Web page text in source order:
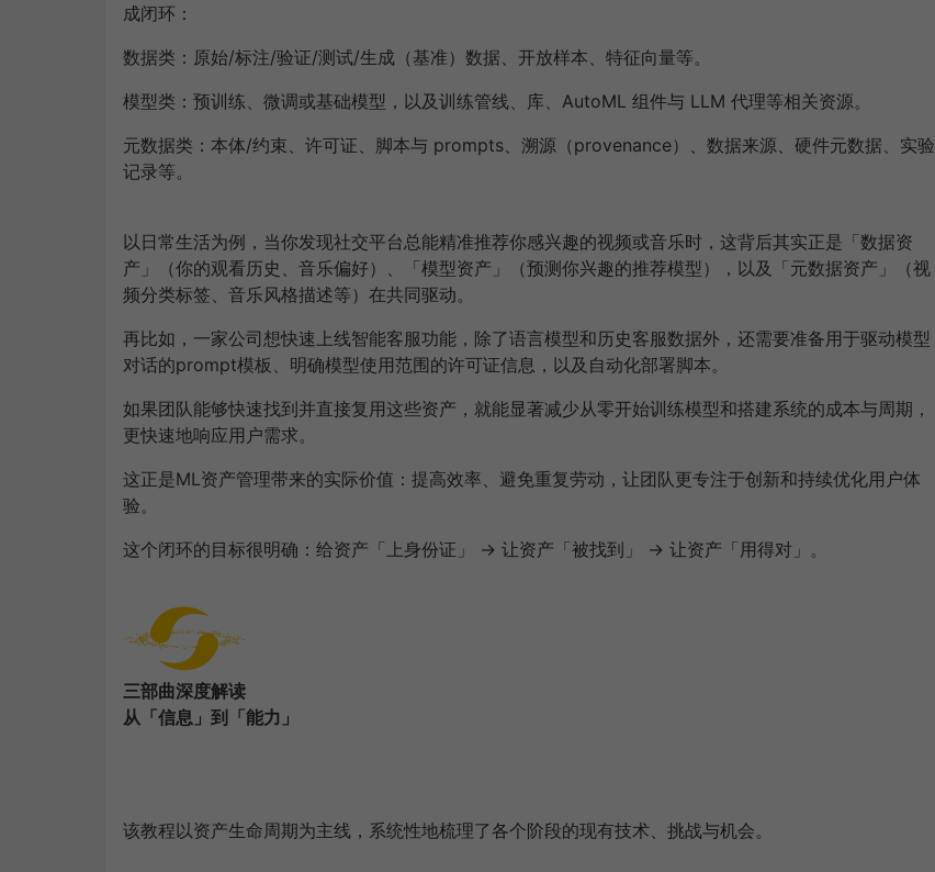
成闭环：
数据类： 原始/标注/验证/测试/生成（基准）数据、开放样本、特征向量等。
模型类： 预训练、微调或基础模型，以及训练管线、库、AutoML 组件与 LLM 代理等相关资源。
元数据类： 本体/约束、许可证、脚本与 prompts、溯源（provenance）、数据来源、硬件元数据、实验
记录等。
以日常生活为例，当你发现社交平台总能精准推荐你感兴趣的视频或音乐时，这背后其实正是「数据资
产」（你的观看历史、音乐偏好）、「模型资产」（预测你兴趣的推荐模型），以及「元数据资产」（视
频分类标签、音乐风格描述等）在共同驱动。
再比如，一家公司想快速上线智能客服功能，除了语言模型和历史客服数据外，还需要准备用于驱动模型
对话的prompt模板、明确模型使用范围的许可证信息，以及自动化部署脚本。
如果团队能够快速找到并直接复用这些资产，就能显著减少从零开始训练模型和搭建系统的成本与周期，
更快速地响应用户需求。
这正是ML资产管理带来的实际价值：提高效率、避免重复劳动，让团队更专注于创新和持续优化用户体
验。
这个闭环的目标很明确：给资产「上身份证」 → 让资产「被找到」 → 让资产「用得对」。
三部曲深度解读
从「信息」到「能力」
该教程以资产生命周期为主线，系统性地梳理了各个阶段的现有技术、挑战与机会。